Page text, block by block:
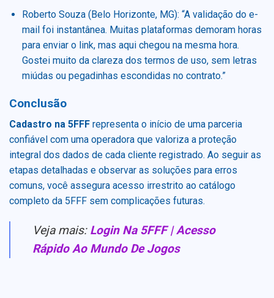
Roberto Souza (Belo Horizonte, MG): “A validação do e-
mail foi instantânea. Muitas plataformas demoram horas
para enviar o link, mas aqui chegou na mesma hora.
Gostei muito da clareza dos termos de uso, sem letras
miúdas ou pegadinhas escondidas no contrato.”
Conclusão
Cadastro na 5FFF representa o início de uma parceria
confiável com uma operadora que valoriza a proteção
integral dos dados de cada cliente registrado. Ao seguir as
etapas detalhadas e observar as soluções para erros
comuns, você assegura acesso irrestrito ao catálogo
completo da 5FFF sem complicações futuras.
Veja mais: Login Na 5FFF | Acesso
Rápido Ao Mundo De Jogos